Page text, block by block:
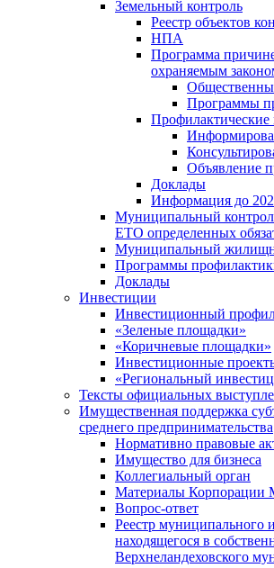
Земельный контроль
Реестр объектов
НПА
Программа
охраняемым
Программы
Профилактические
Объявление
Доклады
Информация до
Муниципальный
ЕТО определенных
Муниципальный
Программы
Доклады
Инвестиции
Инвестиционный
«Зеленые площадки»
«Коричневые площадки»
Инвестиционные
«Региональный
Тексты официальных
Имущественная поддержка
среднего предпринимательства
Нормативно правовые
Имущество для бизнеса
Коллегиальный орган
Материалы
Вопрос-ответ
Реестр муниципального
находящегося в
Верхнеландеховского